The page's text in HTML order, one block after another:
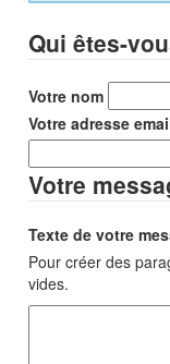
Qui êtes-
Votre nom
Votre adresse
Votre
Texte de votre
Pour créer des
vides.